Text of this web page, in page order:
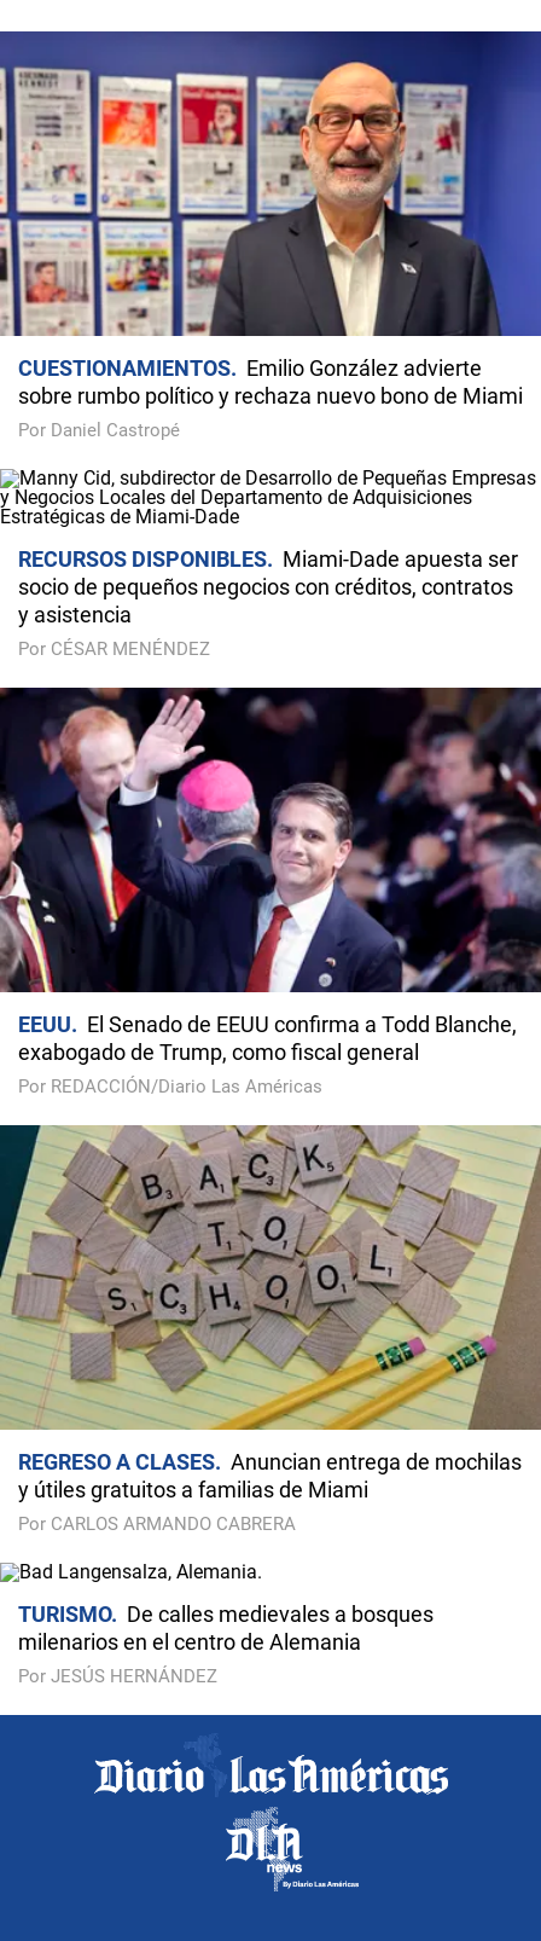
CUESTIONAMIENTOS
Emilio González advierte
sobre rumbo político y rechaza nuevo bono de Miami
Por Daniel Castropé
RECURSOS DISPONIBLES
Miami-Dade apuesta ser
socio de pequeños negocios con créditos, contratos
y asistencia
Por CÉSAR MENÉNDEZ
EEUU
El Senado de EEUU confirma a Todd Blanche,
exabogado de Trump, como fiscal general
Por REDACCIÓN/Diario Las Américas
REGRESO A CLASES
Anuncian entrega de mochilas
y útiles gratuitos a familias de Miami
Por CARLOS ARMANDO CABRERA
TURISMO
De calles medievales a bosques
milenarios en el centro de Alemania
Por JESÚS HERNÁNDEZ